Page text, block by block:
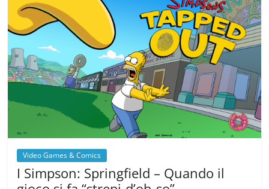
Video Games & Comics
I Simpson: Springfield – Quando il